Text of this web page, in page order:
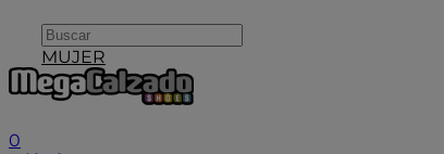
MUJER
0